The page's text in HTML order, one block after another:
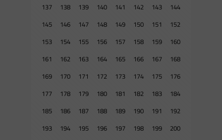
137
138 139 140 141 142 143
144
145
146 147 148 149 150 151
152
153
154 155 156 157 158 159
160
161
162 163 164 165 166 167
168
169
170 171 172 173 174 175
176
177
178 179 180 181 182 183
184
185
186 187 188 189 190 191
192
193
194 195 196 197 198 199
200